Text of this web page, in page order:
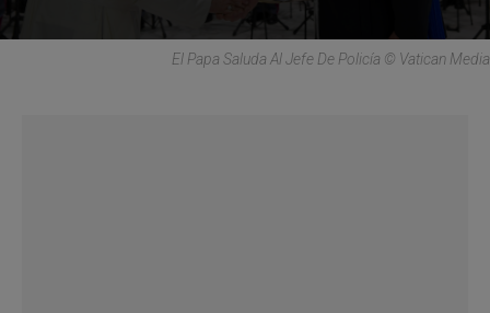
El Papa Saluda Al Jefe De Policía © Vatican Media